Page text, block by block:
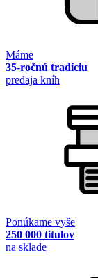
Máme
35-ročnú tradíciu
predaja kníh
Ponúkame vyše
250 000 titulov
na sklade